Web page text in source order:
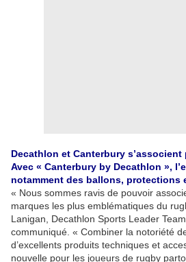
Decathlon et Canterbury
Avec « Canterbury by Decathlon »,
notamment des ballons, protections
« Nous sommes ravis de pouvoir
marques les plus emblématiques du
Lanigan, Decathlon Sports Leader
communiqué. « Combiner la notoriété
d’excellents produits techniques et
nouvelle pour les joueurs de rugby